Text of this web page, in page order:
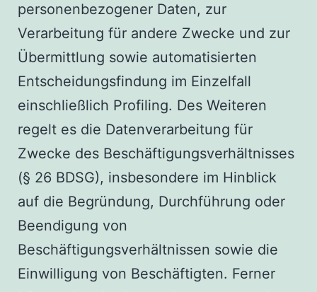
personenbezogener Daten, zur
Verarbeitung für andere Zwecke und zur
Übermittlung sowie automatisierten
Entscheidungsfindung im Einzelfall
einschließlich Profiling. Des Weiteren
regelt es die Datenverarbeitung für
Zwecke des Beschäftigungsverhältnisses
(§ 26 BDSG), insbesondere im Hinblick
auf die Begründung, Durchführung oder
Beendigung von
Beschäftigungsverhältnissen sowie die
Einwilligung von Beschäftigten. Ferner